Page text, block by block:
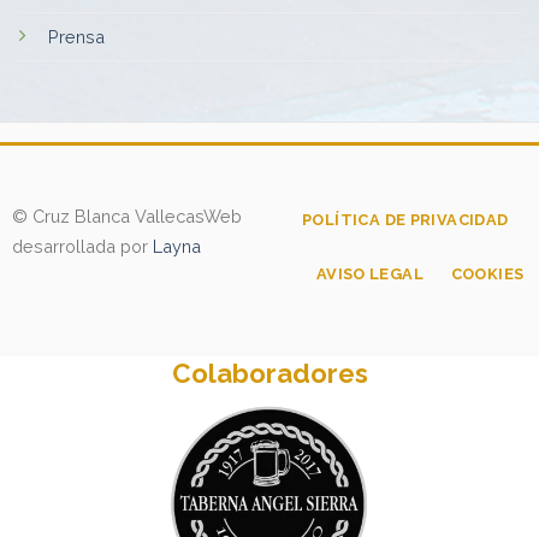
Prensa
© Cruz Blanca VallecasWeb
desarrollada por Layna
POLÍTICA DE PRIVACIDAD
AVISO LEGAL COOKIES
Colaboradores